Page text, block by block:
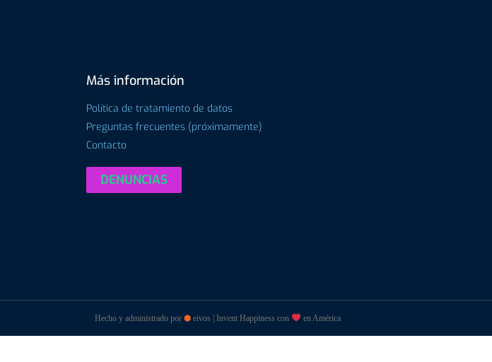
Más información
Política de tratamiento de datos
Preguntas frecuentes (próximamente)
Contacto
DENUNCIAS
Hecho y administrado por⬢ eivos | Invent Happiness con en América